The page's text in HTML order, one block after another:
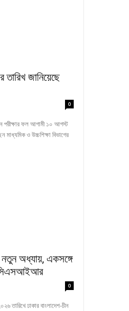
জানিয়েছে
0
পরীক্ষার ফল আগামী ১০ আগস্ট
মাধ্যমিক ও উচ্চশিক্ষা বিভাগের
নতুন অধ্যায়, একসঙ্গে
0
তারিখে ঢাকার বাংলাদেশ-চীন